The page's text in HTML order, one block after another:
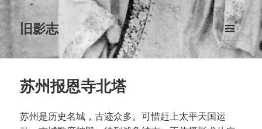
旧影志
菜单和
挂件
苏州报恩寺北塔
苏州是历史名城，古迹众多。可惜赶上太平天国运